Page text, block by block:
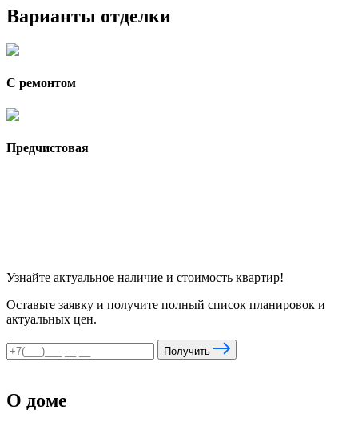
Варианты отделки
С ремонтом
Предчистовая
Узнайте актуальное наличие и стоимость квартир!
Оставьте заявку и получите полный список планировок и
актуальных цен.
Получить
О доме